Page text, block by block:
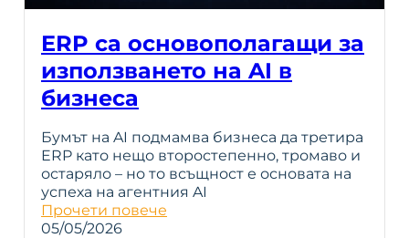
ERP са основополагащи за
използването на AI в
бизнеса
Бумът на AI подмамва бизнеса да третира
ERP като нещо второстепенно, тромаво и
остаряло – но то всъщност е основата на
успеха на агентния AI
Прочети повече
05/05/2026